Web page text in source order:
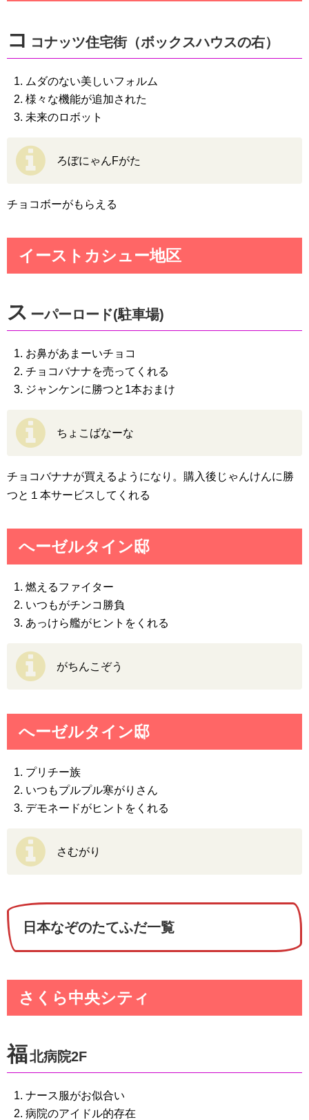
コ コナッツ住宅街（ボックスハウスの右）
ムダのない美しいフォルム
様々な機能が追加された
未来のロボット
ろぼにゃんFがた
チョコボーがもらえる
イーストカシュー地区
ス ーパーロード(駐車場)
お鼻があまーいチョコ
チョコバナナを売ってくれる
ジャンケンに勝つと1本おまけ
ちょこばなーな
チョコバナナが買えるようになり。購入後じゃんけんに勝
つと１本サービスしてくれる
へーゼルタイン邸
燃えるファイター
いつもがチンコ勝負
あっけら艦がヒントをくれる
がちんこぞう
へーゼルタイン邸
プリチー族
いつもプルプル寒がりさん
デモネードがヒントをくれる
さむがり
日本なぞのたてふだ一覧
さくら中央シティ
福北病院2F
ナース服がお似合い
病院のアイドル的存在